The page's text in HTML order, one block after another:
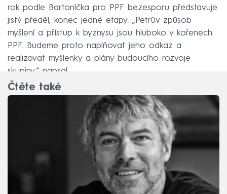
rok podle Bartoníčka pro PPF bezesporu představuje
jistý předěl, konec jedné etapy. „Petrův způsob
myšlení a přístup k byznysu jsou hluboko v kořenech
PPF. Budeme proto naplňovat jeho odkaz a
realizovat myšlenky a plány budoucího rozvoje
skupiny,“ napsal.
Čtěte také